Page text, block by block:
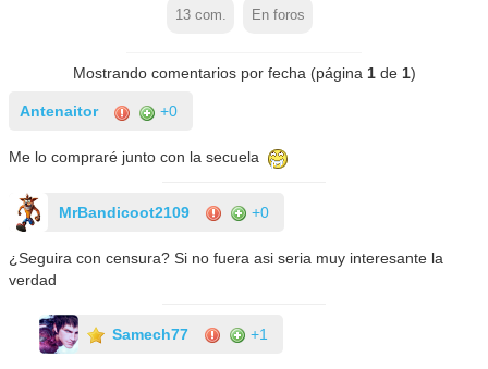
13com. En foros
Mostrando comentarios por fecha (página 1de 1)
Antenaitor +0
Me lo compraré junto con la secuela
MrBandicoot2109 +0
¿Seguira con censura? Si no fuera asi seria muy interesante la
verdad
Samech77 +1